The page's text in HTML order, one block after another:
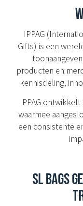
IPPAG
Gifts) is een
producten en
kennisdeling,
IPPAG
waarmee
een consistente
SL BAGS